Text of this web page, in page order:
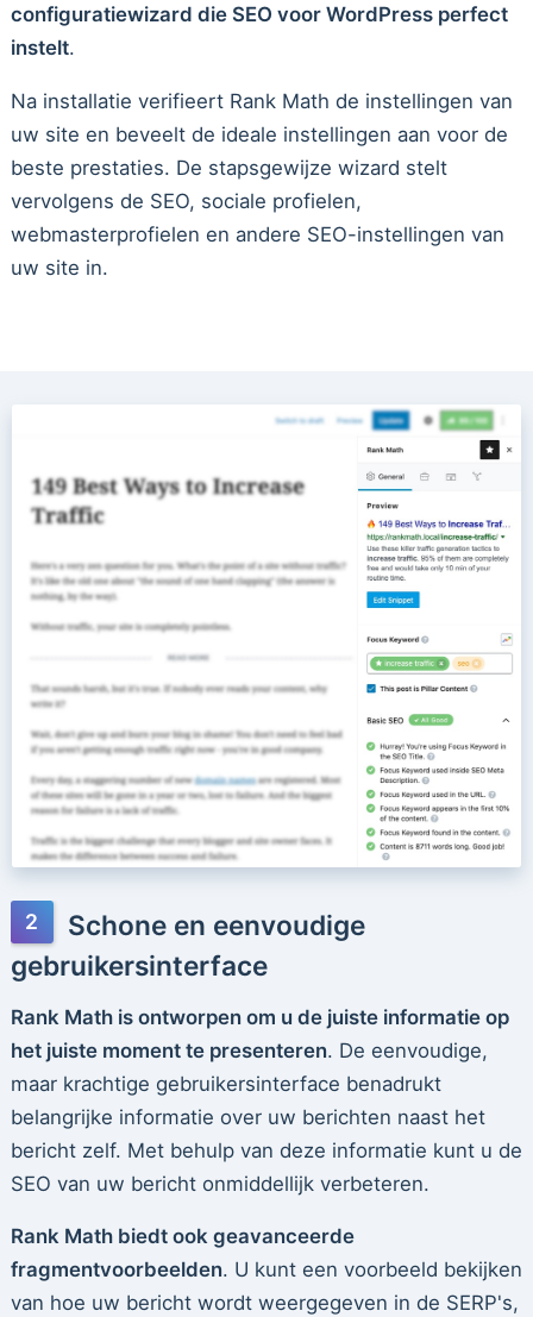
configuratiewizard die SEO voor WordPress perfect
instelt.
Na installatie verifieert Rank Math de instellingen van
uw site en beveelt de ideale instellingen aan voor de
beste prestaties. De stapsgewijze wizard stelt
vervolgens de SEO, sociale profielen,
webmasterprofielen en andere SEO-instellingen van
uw site in.
Schone en eenvoudige
gebruikersinterface
Rank Math is ontworpen om u de juiste informatie op
het juiste moment te presenteren. De eenvoudige,
maar krachtige gebruikersinterface benadrukt
belangrijke informatie over uw berichten naast het
bericht zelf. Met behulp van deze informatie kunt u de
SEO van uw bericht onmiddellijk verbeteren.
Rank Math biedt ook geavanceerde
fragmentvoorbeelden. U kunt een voorbeeld bekijken
van hoe uw bericht wordt weergegeven in de SERP's,